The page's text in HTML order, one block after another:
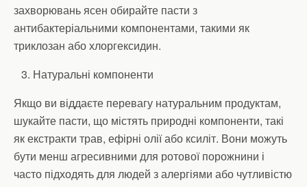
захворювань ясен обирайте пасти з
антибактеріальними компонентами, такими як
триклозан або хлоргексидин.
Натуральні компоненти
Якщо ви віддаєте перевагу натуральним продуктам,
шукайте пасти, що містять природні компоненти, такі
як екстракти трав, ефірні олії або ксиліт. Вони можуть
бути менш агресивними для ротової порожнини і
часто підходять для людей з алергіями або чутливістю